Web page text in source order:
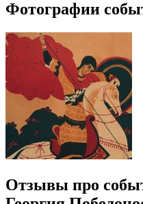
Фотографии
Отзывы про